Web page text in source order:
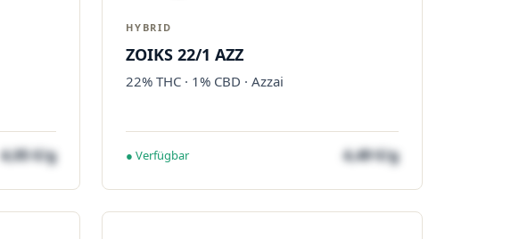
4,05 €/g
HYBRID
ZOIKS 22/1 AZZ
22% THC · 1% CBD · Azzai
● Verfügbar 4,49 €/g